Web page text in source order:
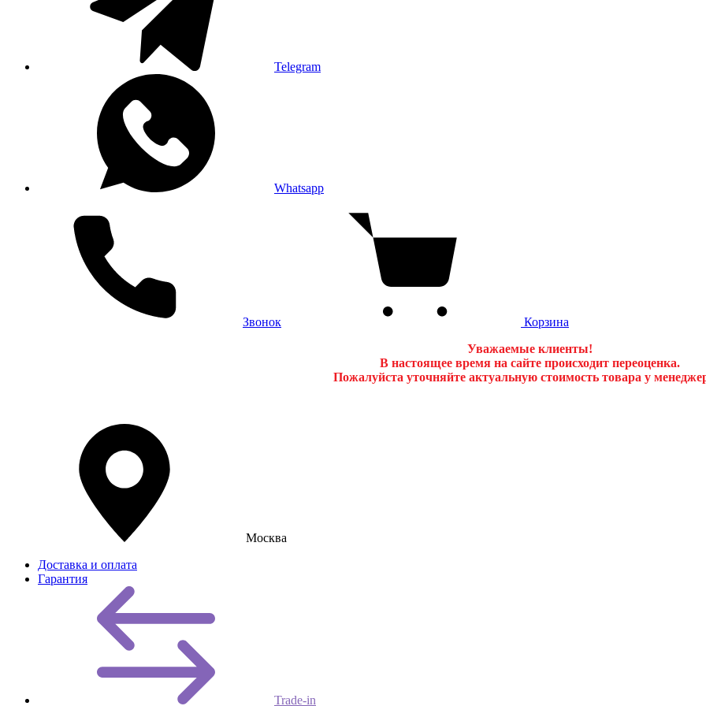
Telegram
Whatsapp
Звонок
Корзина
Уважаемые клиенты!
В настоящее время на сайте происходит переоценка.
Пожалуйста уточняйте актуальную стоимость товара у
Москва
Доставка и оплата
Гарантия
Trade-in